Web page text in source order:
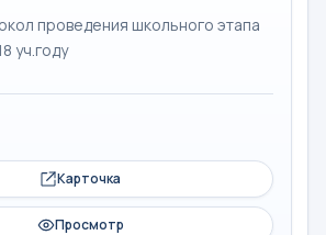
проведения школьного этапа
уч.году
Карточка
Просмотр